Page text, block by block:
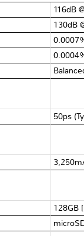
116dB
130dB
50ps
128GB